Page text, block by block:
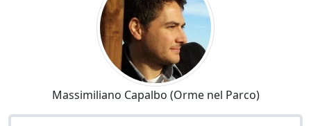
Massimiliano Capalbo (Orme nel Parco)